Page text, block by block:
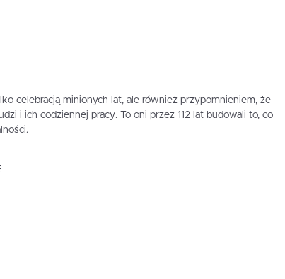
celebracją minionych lat, ale również przypomnieniem, że
i ich codziennej pracy. To oni przez 112 lat budowali to, co